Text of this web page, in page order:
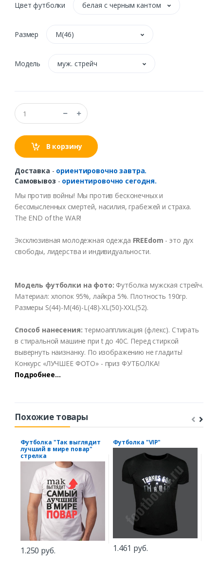
Цвет футболки белая с черным кантом
Размер M(46)
Модель муж. стрейч
В корзину
Доставка - ориентировочно завтра.
Самовывоз - ориентировочно сегодня.
Мы против войны! Мы против бесконечных и
бессмысленных смертей, насилия, грабежей и страха.
The END of the WAR!
Эксклюзивная молодежная одежда FREEdom - это дух
свободы, лидерства и индивидуальности.
Модель футболки на фото: Футболка мужская стрейч.
Материал: хлопок 95%, лайкра 5%. Плотность 190гр.
Размеры S(44)-M(46)-L(48)-XL(50)-XXL(52).
Способ нанесения: термоаппликация (флекс). Стирать
в стиральной машине при t до 40С. Перед стиркой
вывернуть наизнанку. По изображению не гладить!
Конкурс «ЛУЧШЕЕ ФОТО» - приз ФУТБОЛКА!
Подробнее…
Похожие товары
Футболка "Так выглядит
лучший в мире повар"
стрелка
1.250 руб.
Футболка "VIP"
1.461 руб.